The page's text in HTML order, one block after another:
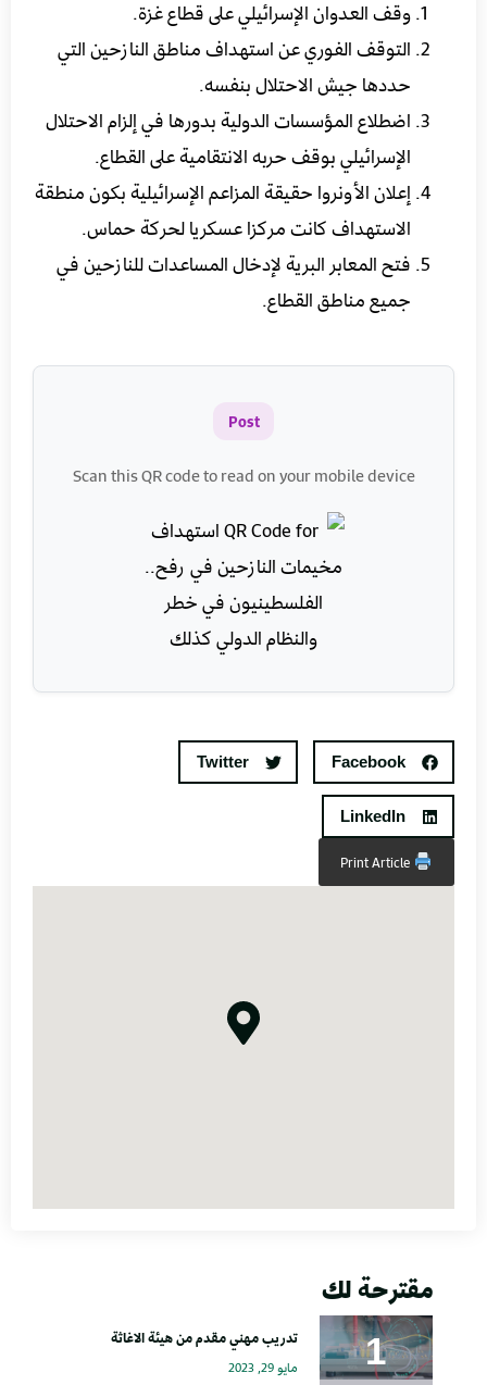
وقف العدوان الإسرائيلي على قطاع غزة.
التوقف الفوري عن استهداف مناطق النازحين التي
حددها جيش الاحتلال بنفسه.
اضطلاع المؤسسات الدولية بدورها في إلزام الاحتلال
الإسرائيلي بوقف حربه الانتقامية على القطاع.
إعلان الأونروا حقيقة المزاعم الإسرائيلية بكون منطقة
الاستهداف كانت مركزا عسكريا لحركة حماس.
فتح المعابر البرية لإدخال المساعدات للنازحين في
جميع مناطق القطاع.
Post
Scan this QR code to read on your mobile device
Facebook
Twitter
LinkedIn
Print Article
مقترحة لك
تدريب مهني مقدم من هيئة الاغاثة
مايو 29, 2023